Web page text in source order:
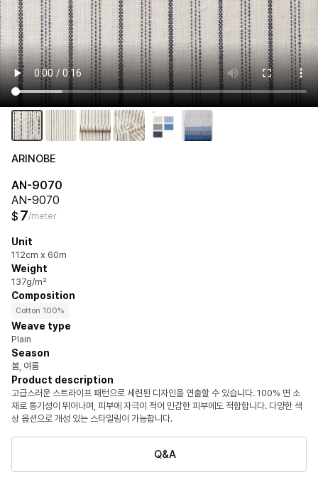
ARINOBE
AN-9070
AN-9070
$ 7/meter
Unit
112cm x 60m
Weight
137g/m²
Composition
Cotton 100%
Weave type
Plain
Season
봄, 여름
Product description
고급스러운 스트라이프 패턴으로 세련된 디자인을 연출할 수 있습니다. 100% 면 소
재로 통기성이 뛰어나며, 피부에 자극이 적어 민감한 피부에도 적합합니다. 다양한 색
상 옵션으로 개성 있는 스타일링이 가능합니다.
Q&A